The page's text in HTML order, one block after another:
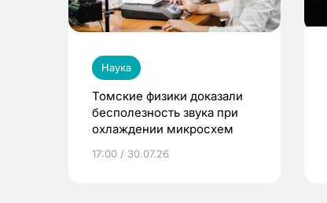
Наука
Томские физики доказали
бесполезность звука при
охлаждении микросхем
17:00 / 30.07.26